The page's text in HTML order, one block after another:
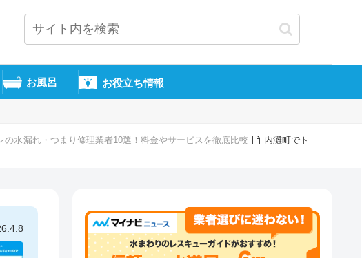
お風呂 お役立ち情報
の水漏れ・つまり修理業者10選！料金やサービスを徹底比較
内灘町でト